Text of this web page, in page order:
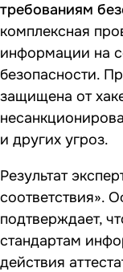
требованиям
комплексная
информации на
безопасности.
защищена от
и других угроз.
Результат
соответствия».
подтверждает,
стандартам
действия